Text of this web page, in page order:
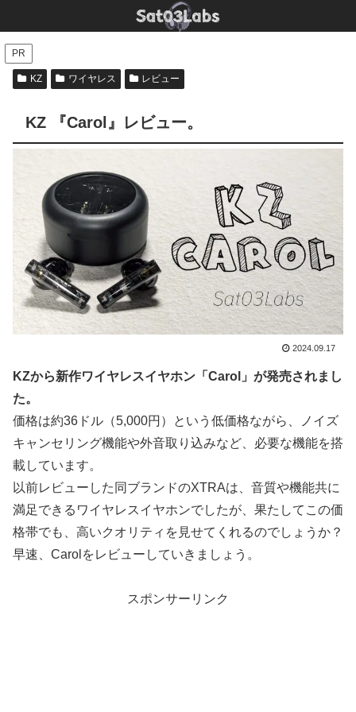
PR
KZ ワイヤレス レビュー
KZ 『Carol』レビュー。
2024.09.17
KZから新作ワイヤレスイヤホン「Carol」が発売されまし
た。
価格は約36ドル（5,000円）という低価格ながら、ノイズ
キャンセリング機能や外音取り込みなど、必要な機能を搭
載しています。
以前レビューした同ブランドのXTRAは、音質や機能共に
満足できるワイヤレスイヤホンでしたが、果たしてこの価
格帯でも、高いクオリティを見せてくれるのでしょうか？
早速、Carolをレビューしていきましょう。
スポンサーリンク